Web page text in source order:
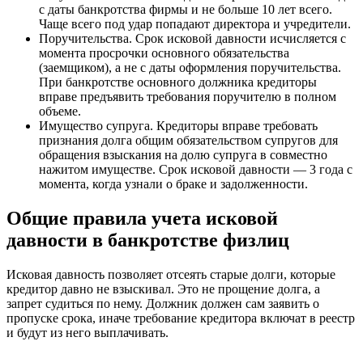
с даты банкротства фирмы и не больше 10 лет всего.
Чаще всего под удар попадают директора и учредители.
Поручительства. Срок исковой давности исчисляется с
момента просрочки основного обязательства
(заемщиком), а не с даты оформления поручительства.
При банкротстве основного должника кредиторы
вправе предъявить требования поручителю в полном
объеме.
Имущество супруга. Кредиторы вправе требовать
признания долга общим обязательством супругов для
обращения взыскания на долю супруга в совместно
нажитом имуществе. Срок исковой давности — 3 года с
момента, когда узнали о браке и задолженности.
Общие правила учета исковой
давности в банкротстве физлиц
Исковая давность позволяет отсеять старые долги, которые
кредитор давно не взыскивал. Это не прощение долга, а
запрет судиться по нему. Должник должен сам заявить о
пропуске срока, иначе требование кредитора включат в реестр
и будут из него выплачивать.